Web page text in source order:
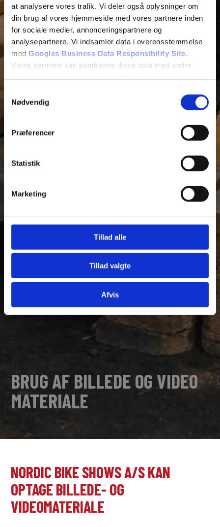
at analysere vores trafik. Vi deler også oplysninger om
din brug af vores hjemmeside med vores partnere inden
for sociale medier, annonceringspartnere og
analysepartnere. Vi indsamler data i overensstemmelse
med Googles Business Data Responsibility Site.
Vores partnere kan kombinere disse data med andre
Nødvendig
Præferencer
Statistik
Marketing
Tillad alle
Tillad valgte
Afvis
BRUG AF BILLEDE OG VIDEO
MATERIALE
NORDIC BIKE SHOWS A/S KAN
OPTAGE BILLEDE- OG
VIDEOMATERIALE